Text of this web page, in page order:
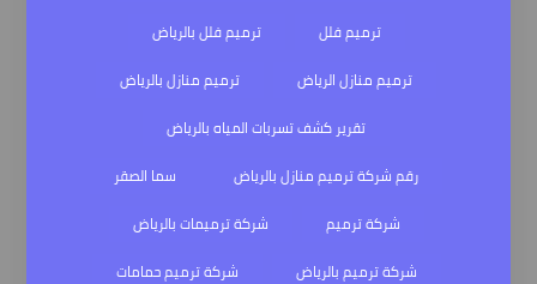
ترميم فلل
ترميم فلل بالرياض
ترميم منازل الرياض
ترميم منازل بالرياض
تقرير كشف تسربات المياه بالرياض
رقم شركة ترميم منازل بالرياض
سما الصقر
شركة ترميم
شركة ترميمات بالرياض
شركة ترميم بالرياض
شركة ترميم حمامات